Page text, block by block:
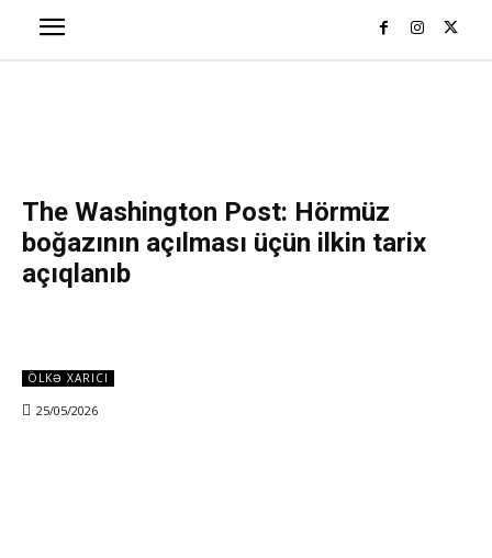
The Washington Post: Hörmüz
boğazının açılması üçün ilkin tarix
açıqlanıb
ÖLKƏ XARICI
25/05/2026